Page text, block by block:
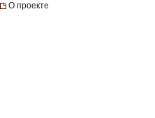
О проекте